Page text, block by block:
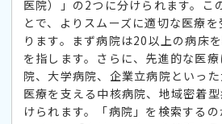
医院）」の2つに分けられます。こ
とで、よりスムーズに適切な医療
ります。まず病院は20以上の病床
を指します。さらに、先進的な医
院、大学病院、企業立病院といっ
医療を支える中核病院、地域密着
けられます。「病院」を検索するの